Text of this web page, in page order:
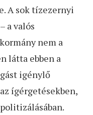
A sok tízezernyi
a valós
nem a
látta ebben a
igénylő
ígérgetésekben,